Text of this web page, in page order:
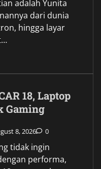
adalah Yunita
dari dunia
hingga layar
18, Laptop
Gaming
8, 2026 0
tidak ingin
performa,